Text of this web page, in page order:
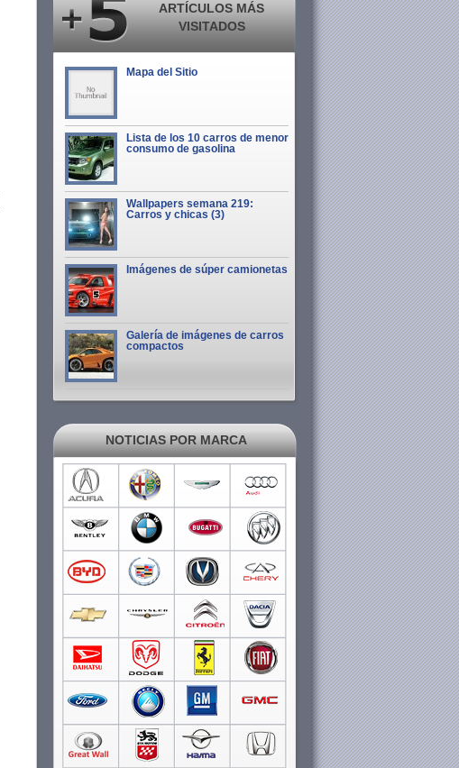
ARTÍCULOS MÁS
VISITADOS
Mapa del Sitio
Lista de los 10 carros de menor
consumo de gasolina
Wallpapers semana 219:
Carros y chicas (3)
Imágenes de súper camionetas
Galería de imágenes de carros
compactos
NOTICIAS POR MARCA